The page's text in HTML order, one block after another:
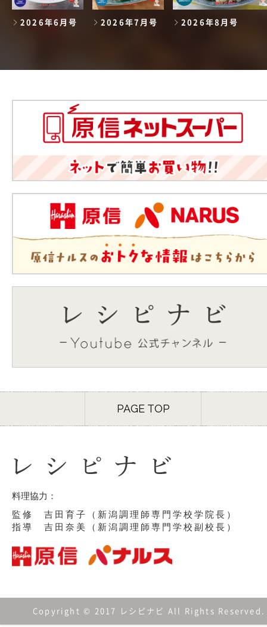
2026年6月号 2026年7月号 2026年8月号
PAGE TOP
料理協力：
監修 吉田育子（新潟調理師専門学校学院長）
指導 吉田奈美（新潟調理師専門学校副校長）
Copyright © 2017 レシピナビ All Rights Reserved.